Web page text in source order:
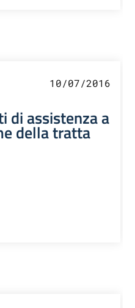
10/07/2016
di assistenza a
della tratta